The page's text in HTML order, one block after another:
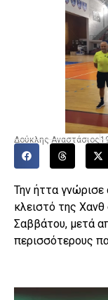
Δούκλης Αναστάσιος
Την ήττα
κλειστό της
Σαββάτου, μετά
περισσότερους